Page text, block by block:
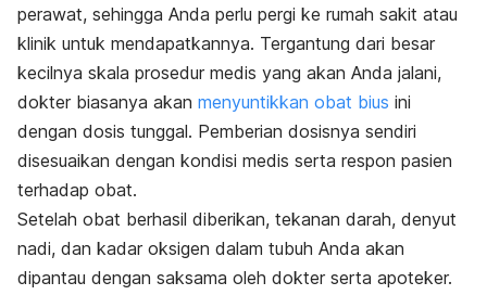
perawat, sehingga Anda perlu pergi ke rumah sakit atau
klinik untuk mendapatkannya. Tergantung dari besar
kecilnya skala prosedur medis yang akan Anda jalani,
dokter biasanya akan menyuntikkan obat bius ini
dengan dosis tunggal. Pemberian dosisnya sendiri
disesuaikan dengan kondisi medis serta respon pasien
terhadap obat.
Setelah obat berhasil diberikan, tekanan darah, denyut
nadi, dan kadar oksigen dalam tubuh Anda akan
dipantau dengan saksama oleh dokter serta apoteker.